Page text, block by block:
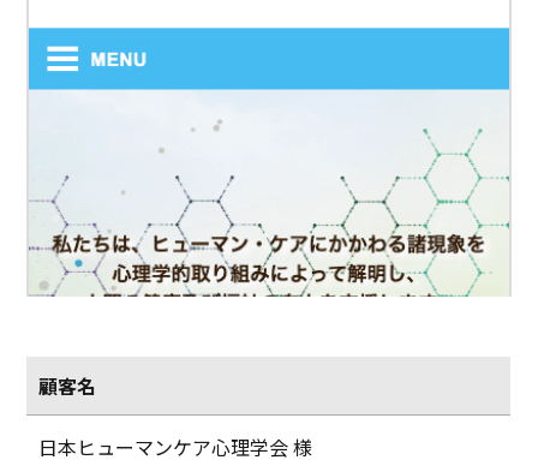
顧客名
日本ヒューマンケア心理学会 様